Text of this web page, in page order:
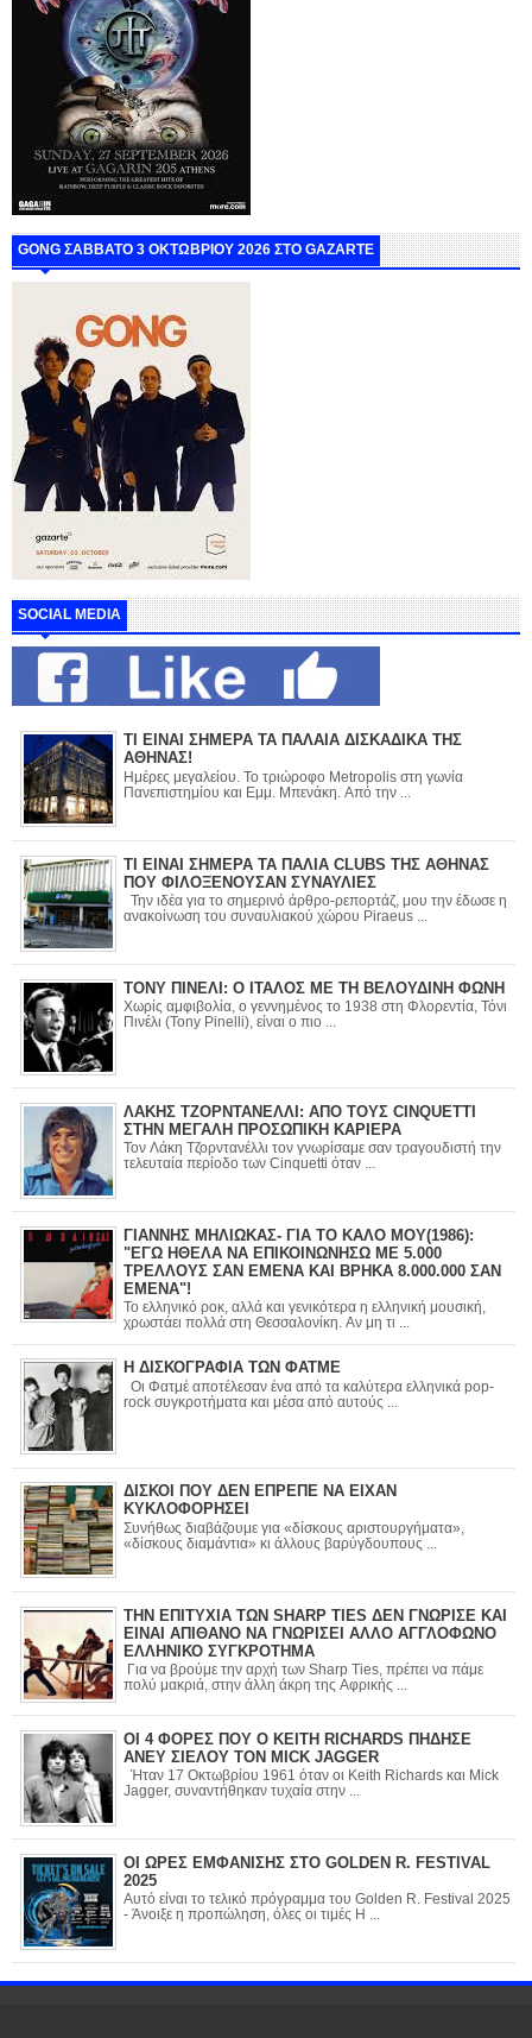
GONG ΣΑΒΒΑΤΟ 3 ΟΚΤΩΒΡΙΟΥ 2026 ΣΤΟ GAZARTE
SOCIAL MEDIA
ΤΙ ΕΙΝΑΙ ΣΗΜΕΡΑ ΤΑ ΠΑΛΑΙΑ ΔΙΣΚΑΔΙΚΑ ΤΗΣ
ΑΘΗΝΑΣ!
Ημέρες μεγαλείου. Το τριώροφο Metropolis στη γωνία
Πανεπιστημίου και Εμμ. Μπενάκη. Από την ...
ΤΙ ΕΙΝΑΙ ΣΗΜΕΡΑ ΤΑ ΠΑΛΙΑ CLUBS ΤΗΣ ΑΘΗΝΑΣ
ΠΟΥ ΦΙΛΟΞΕΝΟΥΣΑΝ ΣΥΝΑΥΛΙΕΣ
Την ιδέα για το σημερινό άρθρο-ρεπορτάζ, μου την έδωσε η
ανακοίνωση του συναυλιακού χώρου Piraeus ...
ΤΟΝΥ ΠΙΝΕΛΙ: Ο ΙΤΑΛΟΣ ΜΕ ΤΗ ΒΕΛΟΥΔΙΝΗ ΦΩΝΗ
Χωρίς αμφιβολία, ο γεννημένος το 1938 στη Φλορεντία, Τόνι
Πινέλι (Tony Pinelli), είναι ο πιο ...
ΛΑΚΗΣ ΤΖΟΡΝΤΑΝΕΛΛΙ: ΑΠΟ ΤΟΥΣ CINQUETTI
ΣΤΗΝ ΜΕΓΑΛΗ ΠΡΟΣΩΠΙΚΗ ΚΑΡΙΕΡΑ
Τον Λάκη Τζορντανέλλι τον γνωρίσαμε σαν τραγουδιστή την
τελευταία περίοδο των Cinquetti όταν ...
ΓΙΑΝΝΗΣ ΜΗΛΙΩΚΑΣ- ΓΙΑ ΤΟ ΚΑΛΟ ΜΟΥ(1986):
"ΕΓΩ ΗΘΕΛΑ ΝΑ ΕΠΙΚΟΙΝΩΝΗΣΩ ΜΕ 5.000
ΤΡΕΛΛΟΥΣ ΣΑΝ ΕΜΕΝΑ ΚΑΙ ΒΡΗΚΑ 8.000.000 ΣΑΝ
ΕΜΕΝΑ"!
Το ελληνικό ροκ, αλλά και γενικότερα η ελληνική μουσική,
χρωστάει πολλά στη Θεσσαλονίκη. Αν μη τι ...
Η ΔΙΣΚΟΓΡΑΦΙΑ ΤΩΝ ΦΑΤΜΕ
Οι Φατμέ αποτέλεσαν ένα από τα καλύτερα ελληνικά pop-
rock συγκροτήματα και μέσα από αυτούς ...
ΔΙΣΚΟΙ ΠΟΥ ΔΕΝ ΕΠΡΕΠΕ ΝΑ ΕΙΧΑΝ
ΚΥΚΛΟΦΟΡΗΣΕΙ
Συνήθως διαβάζουμε για «δίσκους αριστουργήματα»,
«δίσκους διαμάντια» κι άλλους βαρύγδουπους ...
ΤΗΝ ΕΠΙΤΥΧΙΑ ΤΩΝ SHARP TIES ΔΕΝ ΓΝΩΡΙΣΕ ΚΑΙ
ΕΙΝΑΙ ΑΠΙΘΑΝΟ ΝΑ ΓΝΩΡΙΣΕΙ ΑΛΛΟ ΑΓΓΛΟΦΩΝΟ
ΕΛΛΗΝΙΚΟ ΣΥΓΚΡΟΤΗΜΑ
Για να βρούμε την αρχή των Sharp Ties, πρέπει να πάμε
πολύ μακριά, στην άλλη άκρη της Αφρικής ...
ΟΙ 4 ΦΟΡΕΣ ΠΟΥ Ο KEITH RICHARDS ΠΗΔΗΣΕ
ΑΝΕΥ ΣΙΕΛΟΥ ΤΟΝ MICK JAGGER
Ήταν 17 Οκτωβρίου 1961 όταν οι Keith Richards και Mick
Jagger, συναντήθηκαν τυχαία στην ...
ΟΙ ΩΡΕΣ ΕΜΦΑΝΙΣΗΣ ΣΤΟ GOLDEN R. FESTIVAL
2025
Αυτό είναι το τελικό πρόγραμμα του Golden R. Festival 2025
- Άνοιξε η προπώληση, όλες οι τιμές Η ...